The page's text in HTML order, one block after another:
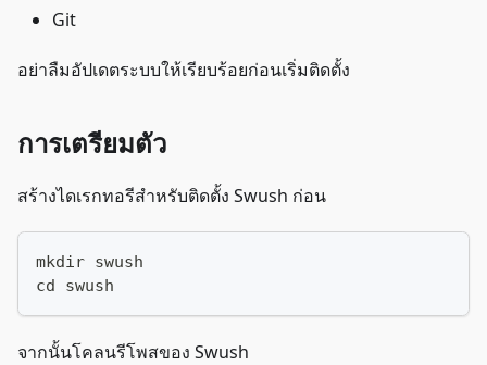
Git
อย่าลืมอัปเดตระบบให้เรียบร้อยก่อนเริ่มติดตั้ง
การเตรียมตัว
สร้างไดเรกทอรีสำหรับติดตั้ง Swush ก่อน
mkdir swush
cd swush
จากนั้นโคลนรีโพสของ Swush